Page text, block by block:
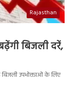
Rajasthan
बिजली दरें,
उपभोक्ताओं के लिए